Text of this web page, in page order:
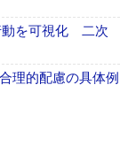
動を可視化 二次
理的配慮の具体例